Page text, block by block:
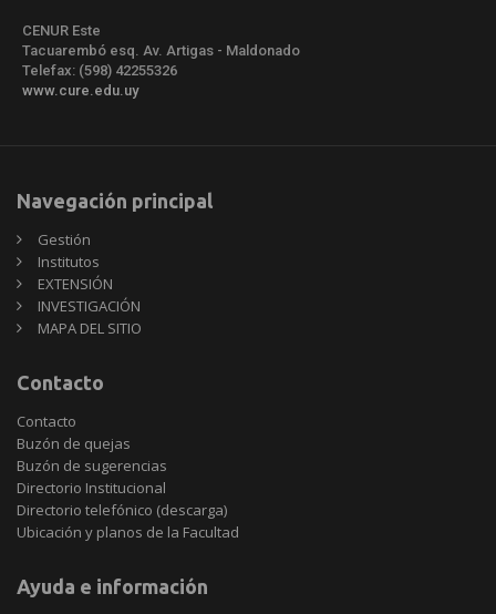
CENUR Este
Tacuarembó esq. Av. Artigas - Maldonado
Telefax: (598) 42255326
www.cure.edu.uy
Navegación principal
Gestión
Institutos
EXTENSIÓN
INVESTIGACIÓN
MAPA DEL SITIO
Contacto
Contacto
Buzón de quejas
Buzón de sugerencias
Directorio Institucional
Directorio telefónico (descarga)
Ubicación y planos de la Facultad
Ayuda e información